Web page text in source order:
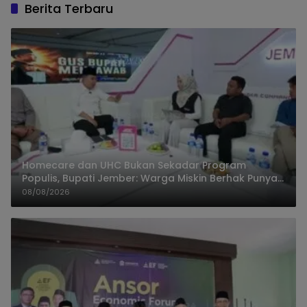
Berita Terbaru
Homecare dan UHC Bukan Sekadar Program
Populis, Bupati Jember: Warga Miskin Berhak Punya
Akses Dokter Keluarga
08/08/2026